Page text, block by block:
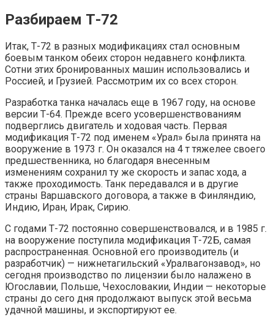
Разбираем Т-72
Итак, Т-72 в разных модификациях стал основным
боевым танком обеих сторон недавнего конфликта.
Сотни этих бронированных машин использовались и
Россией, и Грузией. Рассмотрим их со всех сторон.
Разработка танка началась еще в 1967 году, на основе
версии Т-64. Прежде всего усовершенствованиям
подверглись двигатель и ходовая часть. Первая
модификация Т-72 под именем «Урал» была принята на
вооружение в 1973 г. Он оказался на 4 т тяжелее своего
предшественника, но благодаря внесенным
изменениям сохранил ту же скорость и запас хода, а
также проходимость. Танк передавался и в другие
страны Варшавского договора, а также в Финляндию,
Индию, Иран, Ирак, Сирию.
С годами Т-72 постоянно совершенствовался, и в 1985 г.
на вооружение поступила модификация Т-72Б, самая
распространенная. Основной его производитель (и
разработчик) — нижнетагильский «Уралвагонзавод», но
сегодня производство по лицензии было налажено в
Югославии, Польше, Чехословакии, Индии — некоторые
страны до сего дня продолжают выпуск этой весьма
удачной машины, и экспортируют ее.